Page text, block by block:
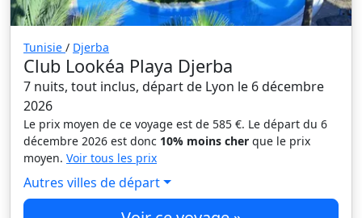
Tunisie / Djerba
Club Lookéa Playa Djerba
7 nuits, tout inclus, départ de Lyon le 6 décembre
2026
Le prix moyen de ce voyage est de 585 €. Le départ du 6
décembre 2026 est donc 10% moins cher que le prix
moyen. Voir tous les prix
Autres villes de départ